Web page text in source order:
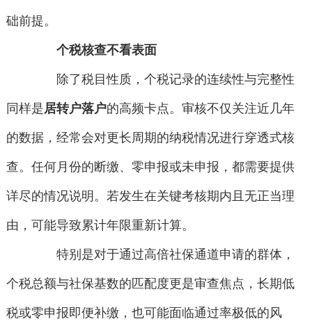
础前提。
个税核查不看表面
除了税目性质，个税记录的连续性与完整性
同样是居转户落户的高频卡点。审核不仅关注近几年
的数据，经常会对更长周期的纳税情况进行穿透式核
查。任何月份的断缴、零申报或未申报，都需要提供
详尽的情况说明。若发生在关键考核期内且无正当理
由，可能导致累计年限重新计算。
特别是对于通过高倍社保通道申请的群体，
个税总额与社保基数的匹配度更是审查焦点，长期低
税或零申报即便补缴，也可能面临通过率极低的风